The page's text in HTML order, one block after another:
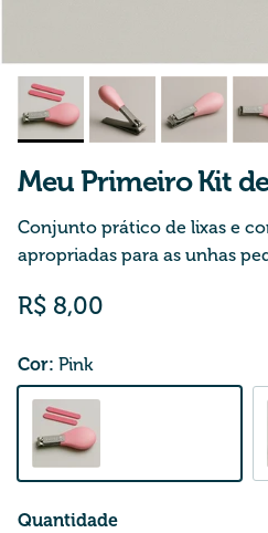
Meu Primeiro Kit
Conjunto prático de lixas e
apropriadas para as unhas
Preço normal
R$ 8,00
Cor: Pink
Pink
Quantidade